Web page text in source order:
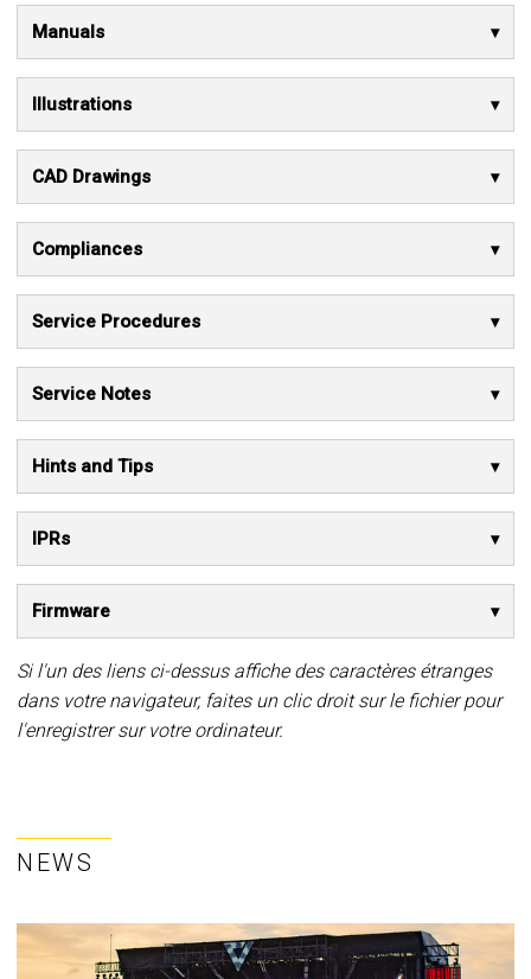
Manuals
Illustrations
CAD Drawings
Compliances
Service Procedures
Service Notes
Hints and Tips
IPRs
Firmware
Si l'un des liens ci-dessus affiche des caractères étranges
dans votre navigateur, faites un clic droit sur le fichier pour
l'enregistrer sur votre ordinateur.
NEWS